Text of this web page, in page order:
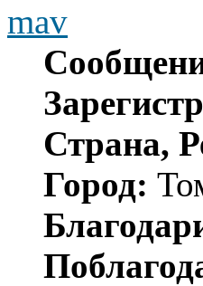
mav
Страна,
Город: